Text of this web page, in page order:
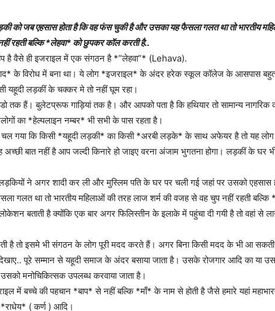
को जब एहसास होता है कि वह फंस चुकी है और उसका यह फैसला गलत था तो भारतीय
रहती बल्कि *लेहवा* को छुपकर कॉल करती है..
है वैसे ही इजराइल में एक संगठन है *”लेहवा”* (Lehava).
के विरोध में बना था। ये लोग *इजराइल* के अंदर हरेक स्कूल कॉलेज के आसपास
यहूदी लड़कीं के चक्कर मे तो नहीं घूम रहा।
हैं। बुलेटप्रूफ गाड़ियां तक है। और आपको पता है कि हथियार तो सामान्य नागरिक
का *हेल्पलाइन नम्बर* भी सभी के पास रहता है।
गया कि किसी *यहूदी लड़की* का किसी *अरबी लड़के* के साथ अफेयर है तो यह
बात नहीं है आप जल्दी किनारे हो जाइए वरना अंजाम भुगतना होगा। लड़कीं के घर
ने अगर शादी कर ली और मुस्लिम पति के घर पर चली गई जहां पर उसको एहसास
गलत था तो भारतीय महिलाओं की तरह लाज शर्म की वजह से वह चुप नहीं रहती बल्कि
बताती है क्योंकि एक बार अगर फिलिस्तीन के इलाके में पहुंचा दी गयी है तो वहां से
है तो इसमे भी संगठन के लोग पूरी मदद करते हैं। अगर बिना किसी मदद के भी आ
दिखाए.. पूरे सम्मान से यहूदी समाज के अंदर बसाया जाता है। उसके रोजगार आदि का या
मनोचिकित्सक उपलब्ध करवाया जाता है।
में बच्चे की पहचान *बाप* से नहीं बल्कि *माँ* के नाम से होती है जैसे हमारे यहां
( कर्ण ) आदि।